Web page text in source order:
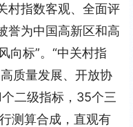
村指数客观、全面评
誉为中国高新区和高
向标”。“中关村指
质量发展、开放协
二级指标，35个三
测算合成，直观有